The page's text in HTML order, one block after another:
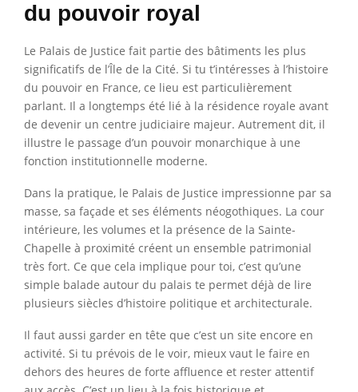
du pouvoir royal
Le Palais de Justice fait partie des bâtiments les plus
significatifs de l’Île de la Cité. Si tu t’intéresses à l’histoire
du pouvoir en France, ce lieu est particulièrement
parlant. Il a longtemps été lié à la résidence royale avant
de devenir un centre judiciaire majeur. Autrement dit, il
illustre le passage d’un pouvoir monarchique à une
fonction institutionnelle moderne.
Dans la pratique, le Palais de Justice impressionne par sa
masse, sa façade et ses éléments néogothiques. La cour
intérieure, les volumes et la présence de la Sainte-
Chapelle à proximité créent un ensemble patrimonial
très fort. Ce que cela implique pour toi, c’est qu’une
simple balade autour du palais te permet déjà de lire
plusieurs siècles d’histoire politique et architecturale.
Il faut aussi garder en tête que c’est un site encore en
activité. Si tu prévois de le voir, mieux vaut le faire en
dehors des heures de forte affluence et rester attentif